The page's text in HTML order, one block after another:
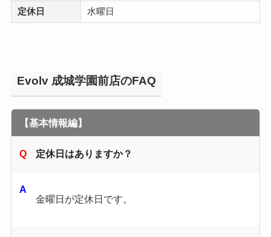
定休日 水曜日
Evolv 成城学園前店のFAQ
【基本情報編】
定休日はありますか？
金曜日が定休日です。